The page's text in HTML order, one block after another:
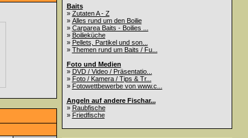
Baits
» Zutaten A - Z
» Alles rund um den Boilie
» Carparea Baits - Boilies ...
» Boilieküche
» Pellets, Partikel und son...
» Themen rund um Baits / Fu...
Foto und Medien
» DVD / Video / Präsentatio...
» Foto / Kamera / Tips & Tr...
» Fotowettbewerbe von www.c...
Angeln auf andere Fischar...
» Raubfische
» Friedfische